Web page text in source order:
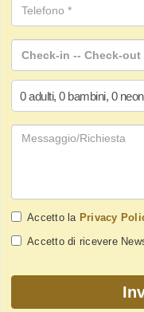
0 adulti, 0 bambini, 0
Accetto la Privacy
Accetto di ricevere